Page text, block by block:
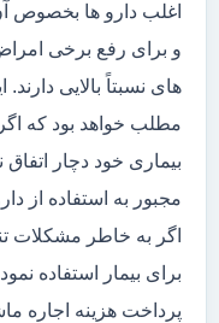
اغلب دارو ها بخصوص
و برای رفع برخی
های نسبتاً بالایی
مطلب خواهد بود که
بیماری خود دچار
مجبور به استفاده از
اگر به خاطر مشکلات
برای بیمار استفاده
پرداخت هزینه اجاره